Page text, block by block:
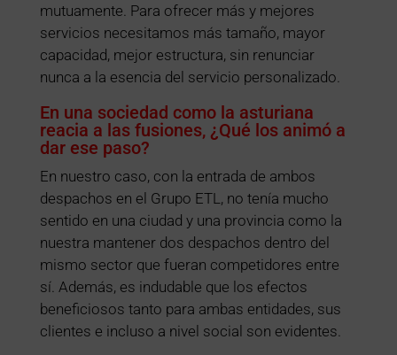
mutuamente. Para ofrecer más y mejores
servicios necesitamos más tamaño, mayor
capacidad, mejor estructura, sin renunciar
nunca a la esencia del servicio personalizado.
En una sociedad como la asturiana
reacia a las fusiones, ¿Qué los animó a
dar ese paso?
En nuestro caso, con la entrada de ambos
despachos en el Grupo ETL, no tenía mucho
sentido en una ciudad y una provincia como la
nuestra mantener dos despachos dentro del
mismo sector que fueran competidores entre
sí. Además, es indudable que los efectos
beneficiosos tanto para ambas entidades, sus
clientes e incluso a nivel social son evidentes.